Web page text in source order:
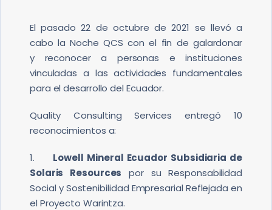
El pasado 22 de octubre de 2021 se llevó a
cabo la Noche QCS con el fin de galardonar
y reconocer a personas e instituciones
vinculadas a las actividades fundamentales
para el desarrollo del Ecuador.
Quality Consulting Services entregó 10
reconocimientos a:
1. Lowell Mineral Ecuador Subsidiaria de
Solaris Resources por su Responsabilidad
Social y Sostenibilidad Empresarial Reflejada en
el Proyecto Warintza.